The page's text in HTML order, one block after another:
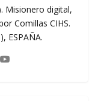
Misionero digital,
Comillas CIHS.
ESPAÑA.